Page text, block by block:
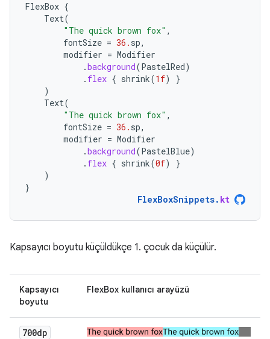
FlexBox {
Text(
"The quick brown fox" ,
fontSize = 36. sp,
modifier = Modifier
.background(PastelRed)
. flex { shrink(1f)
}
)
Text(
"The quick brown fox" ,
fontSize = 36. sp,
modifier = Modifier
.background(PastelBlue)
. flex { shrink(0f)
}
)
}
FlexBoxSnippets. kt
Kapsayıcı boyutu küçüldükçe 1. çocuk da küçülür.
Kapsayıcı
boyutu
FlexBox kullanıcı arayüzü
700dp